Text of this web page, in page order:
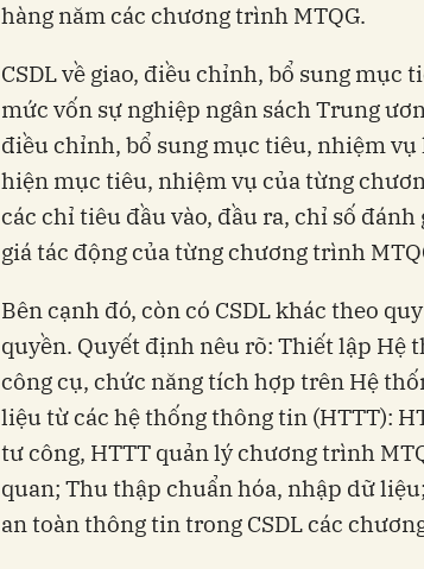
hàng năm các chương trình MTQG.
CSDL về giao, điều chỉnh, bổ sung mục
mức vốn sự nghiệp ngân sách Trung
điều chỉnh, bổ sung mục tiêu, nhiệm vụ
hiện mục tiêu, nhiệm vụ của từng
các chỉ tiêu đầu vào, đầu ra, chỉ số
giá tác động của từng chương trình
Bên cạnh đó, còn có CSDL khác theo
quyền. Quyết định nêu rõ: Thiết lập Hệ
công cụ, chức năng tích hợp trên Hệ
liệu từ các hệ thống thông tin (HTTT):
tư công, HTTT quản lý chương trình
quan; Thu thập chuẩn hóa, nhập dữ
an toàn thông tin trong CSDL các